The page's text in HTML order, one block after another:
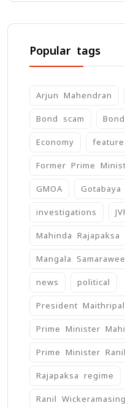
Popular tags
Arjun Mahendran
Bond scam
Economy feature
Former Prime
GMOA Gotabaya
investigations
Mahinda Rajapaksa
Mangala
news political
President
Prime Minister
Prime Minister
Rajapaksa regime
Ranil